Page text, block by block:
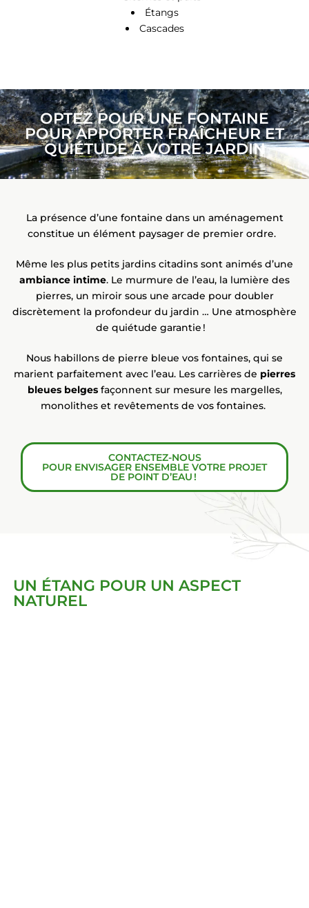
Étangs
Cascades
OPTEZ POUR UNE FONTAINE
POUR APPORTER FRAÎCHEUR ET
QUIÉTUDE À VOTRE JARDIN
La présence d’une fontaine dans un aménagement
constitue un élément paysager de premier ordre.
Même les plus petits jardins citadins sont animés d’une
ambiance intime. Le murmure de l’eau, la lumière des
pierres, un miroir sous une arcade pour doubler
discrètement la profondeur du jardin … Une atmosphère
de quiétude garantie !
Nous habillons de pierre bleue vos fontaines, qui se
marient parfaitement avec l’eau. Les carrières de pierres
bleues belgesfaçonnent sur mesure les margelles,
monolithes et revêtements de vos fontaines.
CONTACTEZ-NOUS
POUR ENVISAGER ENSEMBLE VOTRE PROJET
DE POINT D’EAU !
UN ÉTANG POUR UN ASPECT
NATUREL